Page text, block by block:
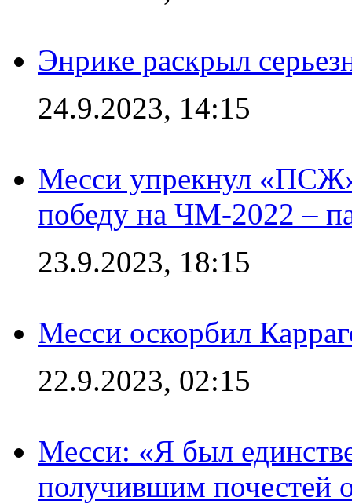
Энрике раскрыл
24.9.2023, 14:15
Месси упрекнул «ПСЖ»
победу на ЧМ-2022 –
23.9.2023, 18:15
Месси оскорбил
22.9.2023, 02:15
Месси: «Я был
получившим почестей